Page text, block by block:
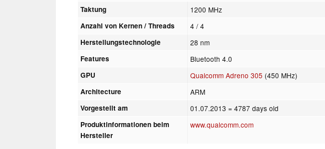
Taktung 1200 MHz
Anzahl von Kernen / Threads 4 / 4
Herstellungstechnologie 28 nm
Features Bluetooth 4.0
GPU Qualcomm Adreno 305 (450 MHz)
Architecture ARM
Vorgestellt am 01.07.2013 = 4787 days old
Produktinformationen beim
Hersteller
www.qualcomm.com